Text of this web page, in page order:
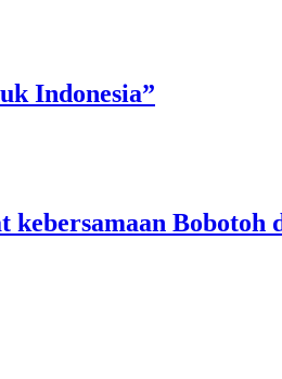
Indonesia”
kebersamaan Bobotoh